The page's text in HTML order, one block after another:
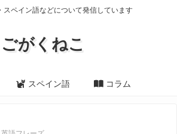
スペイン語などについて発信しています
ごがくねこ
スペイン語 コラム